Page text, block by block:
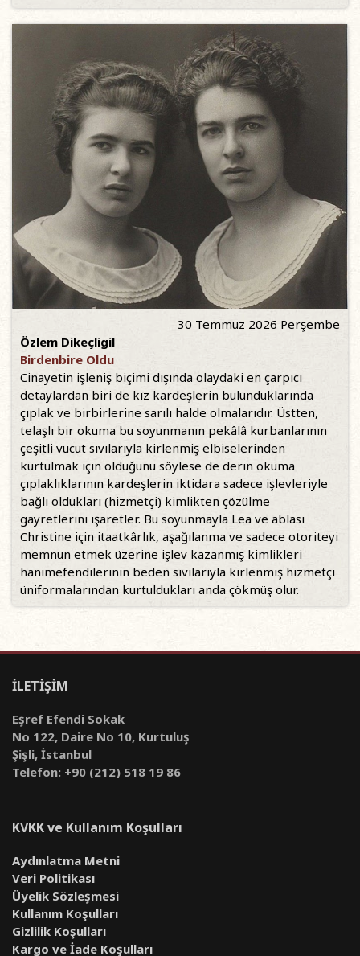
30 Temmuz 2026 Perşembe
Özlem Dikeçligil
Birdenbire Oldu
Cinayetin işleniş biçimi dışında olaydaki en çarpıcı
detaylardan biri de kız kardeşlerin bulunduklarında
çıplak ve birbirlerine sarılı halde olmalarıdır. Üstten,
telaşlı bir okuma bu soyunmanın pekâlâ kurbanlarının
çeşitli vücut sıvılarıyla kirlenmiş elbiselerinden
kurtulmak için olduğunu söylese de derin okuma
çıplaklıklarının kardeşlerin iktidara sadece işlevleriyle
bağlı oldukları (hizmetçi) kimlikten çözülme
gayretlerini işaretler. Bu soyunmayla Lea ve ablası
Christine için itaatkârlık, aşağılanma ve sadece otoriteyi
memnun etmek üzerine işlev kazanmış kimlikleri
hanımefendilerinin beden sıvılarıyla kirlenmiş hizmetçi
üniformalarından kurtuldukları anda çökmüş olur.
İLETİŞİM
Eşref Efendi Sokak
No 122, Daire No 10, Kurtuluş
Şişli, İstanbul
Telefon: +90 (212) 518 19 86
KVKK ve Kullanım Koşulları
Aydınlatma Metni
Veri Politikası
Üyelik Sözleşmesi
Kullanım Koşulları
Gizlilik Koşulları
Kargo ve İade Koşulları